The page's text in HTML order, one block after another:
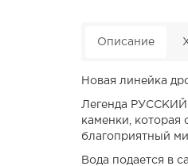
Описание
Новая линейка
Легенда РУССКИЙ
каменки, которая
благоприятный
Вода подается в